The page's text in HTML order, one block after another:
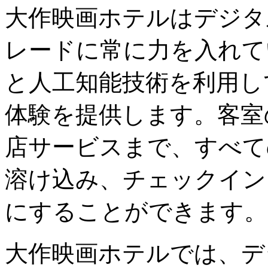
大作映画ホテルはデジ
レードに常に力を入れ
と人工知能技術を利用
体験を提供します。客
店サービスまで、すべ
溶け込み、チェックイ
にすることができます。
大作映画ホテルでは、